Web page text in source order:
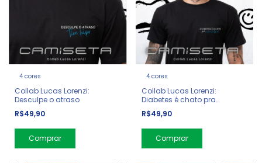
4 cores
Collab Lucas Lorenzi:
Desculpe o atraso
R$49,90
Comprar
4 cores
Collab Lucas Lorenzi:
Diabetes é chato pra
c@r@lh#
R$49,90
Comprar